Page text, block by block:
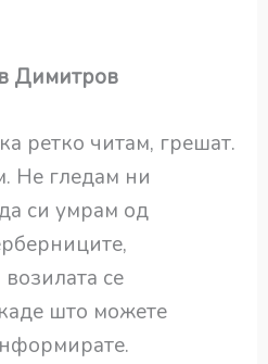
Димитров
ретко читам, грешат.
Не гледам ни
си умрам од
се
што можете